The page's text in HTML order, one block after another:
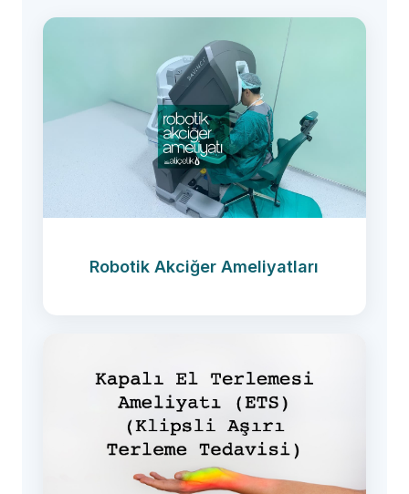
Robotik Akciğer Ameliyatları